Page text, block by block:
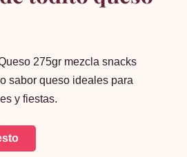
275gr mezcla snacks
sabor queso ideales para
y fiestas.